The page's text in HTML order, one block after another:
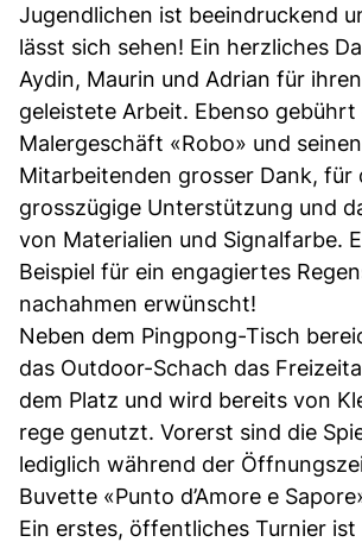
Jugendlichen ist beeindruckend
lässt sich sehen! Ein herzliches
Aydin, Maurin und Adrian für
geleistete Arbeit. Ebenso gebührt
Malergeschäft «Robo» und
Mitarbeitenden grosser Dank, für
grosszügige Unterstützung und
von Materialien und Signalfarbe.
Beispiel für ein engagiertes
nachahmen erwünscht!
Neben dem Pingpong-Tisch
das Outdoor-Schach das
dem Platz und wird bereits von
rege genutzt. Vorerst sind die
lediglich während der
Buvette «Punto d’Amore e
Ein erstes, öffentliches Turnier ist